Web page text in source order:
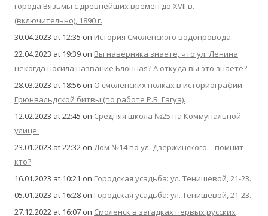
города Вязьмы с древнейших времен до XVII в.
(включительно), 1890 г.
30.04.2023 at 12:35 on История Смоленского водопровода.
22.04.2023 at 19:39 on Вы наверняка знаете, что ул. Ленина
некогда носила название Блонная? А откуда вы это знаете?
28.03.2023 at 18:56 on О смоленских полках в историографии
Грюнвальдской битвы (по работе Р.Б. Гагуа).
12.02.2023 at 22:45 on Средняя школа №25 на Коммунальной
улице.
23.01.2023 at 22:32 on Дом №14 по ул. Дзержинского – помнит
кто?
16.01.2023 at 10:21 on Городская усадьба: ул. Тенишевой, 21-23.
05.01.2023 at 16:28 on Городская усадьба: ул. Тенишевой, 21-23.
27.12.2022 at 16:07 on Смоленск в загадках первых русских